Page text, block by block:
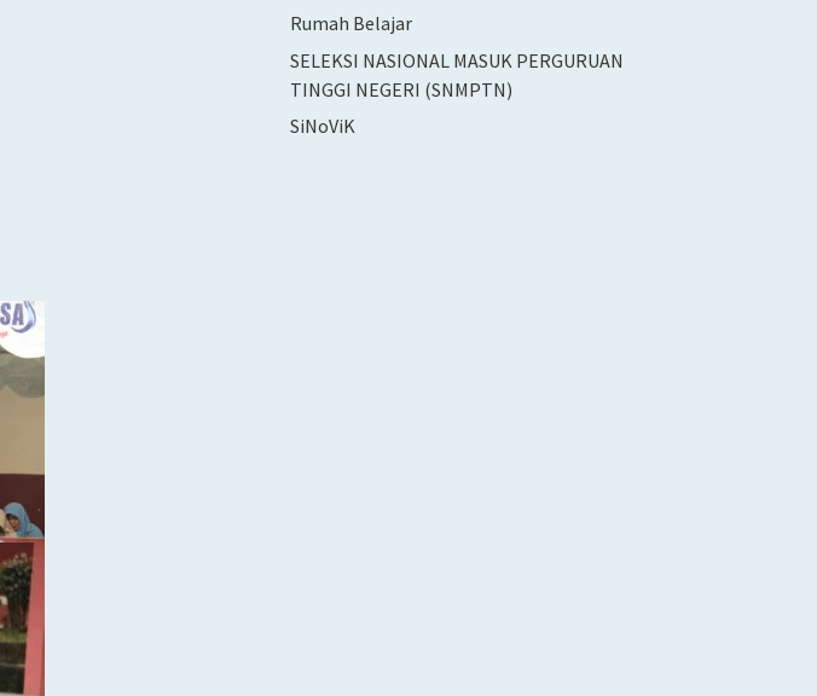
Rumah Belajar
SELEKSI NASIONAL MASUK PERGURUAN
TINGGI NEGERI (SNMPTN)
SiNoViK